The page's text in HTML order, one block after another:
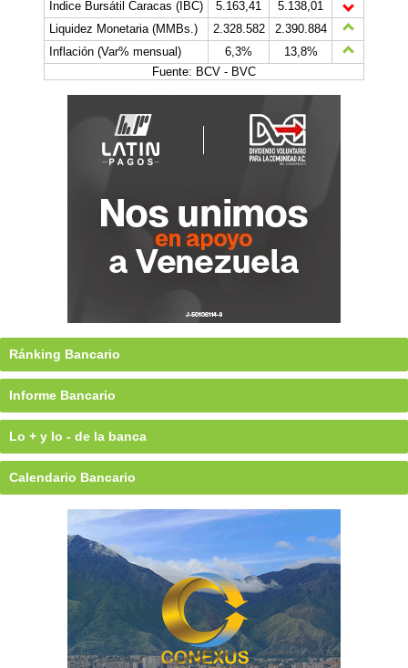
Índice Bursátil Caracas (IBC)
5.163,41
5.138,01
Liquidez Monetaria (MMBs.)
2.328.582
2.390.884
Inflación (Var% mensual)
6,3%
13,8%
Fuente: BCV - BVC
Ránking Bancario
Informe Bancario
Lo + y lo - de la banca
Calendario Bancario